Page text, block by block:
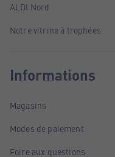
ALDI Nord
Notre vitrine à trophées
Informations
Magasins
Modes de paiement
Foire aux questions